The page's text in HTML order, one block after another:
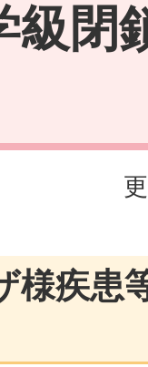
級閉
様疾患